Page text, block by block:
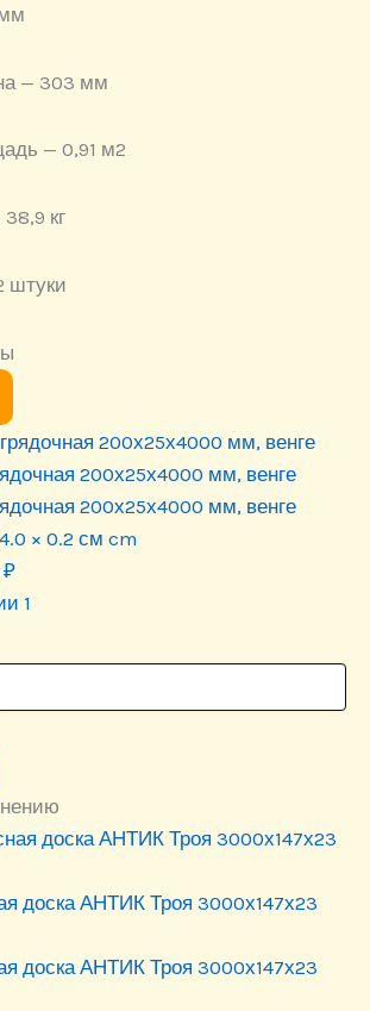
— 303 мм
— 0,91 м2
кг
штуки
200х25х4000 мм, венге
200х25х4000 мм, венге
4.0 × 0.2 см cm
₽
1
доска АНТИК Троя 3000х147х23
доска АНТИК Троя 3000х147х23